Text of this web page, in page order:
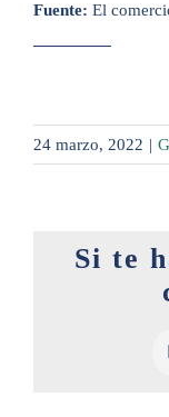
Fuente: El
24 marzo, 2022 |
Si te